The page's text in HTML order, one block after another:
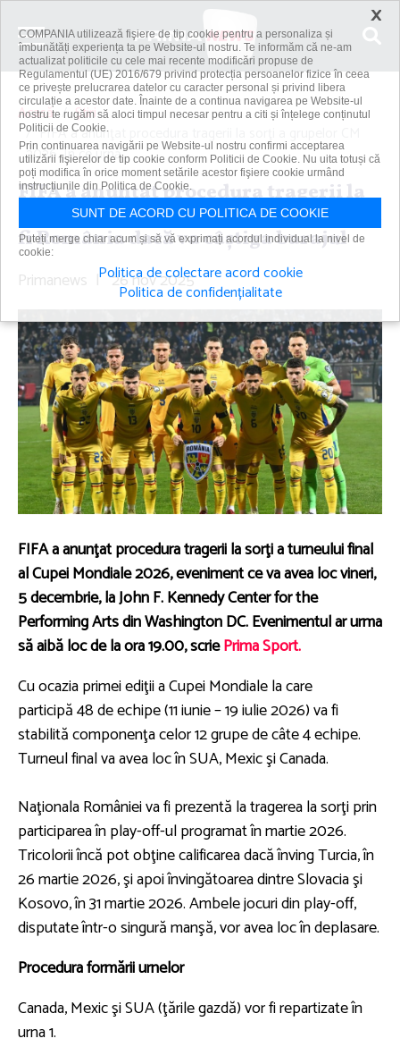
Acasă
Știri
FIFA a anunţat procedura tragerii la sorţi a grupelor CM
2026. În ce urnă...
FIFA a anunţat procedura tragerii la
sorţi a grupelor CM 2026. În ce urnă va
fi România dacă va câştiga barajul
Primanews | 26 nov 2025
FIFA a anunţat procedura tragerii la sorţi a turneului final
al Cupei Mondiale 2026, eveniment ce va avea loc vineri,
5 decembrie, la John F. Kennedy Center for the
Performing Arts din Washington DC. Evenimentul ar urma
să aibă loc de la ora 19.00, scriePrima Sport.
Cu ocazia primei ediţii a Cupei Mondiale la care
participă 48 de echipe (11 iunie – 19 iulie 2026) va fi
stabilită componenţa celor 12 grupe de câte 4 echipe.
Turneul final va avea loc în SUA, Mexic şi Canada.
Naţionala României va fi prezentă la tragerea la sorţi prin
participarea în play-off-ul programat în martie 2026.
Tricolorii încă pot obţine calificarea dacă înving Turcia, în
26 martie 2026, şi apoi învingătoarea dintre Slovacia şi
Kosovo, în 31 martie 2026. Ambele jocuri din play-off,
disputate într-o singură manşă, vor avea loc în deplasare.
Procedura formării urnelor
Canada, Mexic şi SUA (ţările gazdă) vor fi repartizate în
urna 1.
×
COMPANIA utilizează fişiere de tip cookie pentru a personaliza și
îmbunătăți experiența ta pe Website-ul nostru. Te informăm că ne-am
actualizat politicile cu cele mai recente modificări propuse de
Regulamentul (UE) 2016/679 privind protecția persoanelor fizice în ceea
ce privește prelucrarea datelor cu caracter personal și privind libera
circulație a acestor date. Înainte de a continua navigarea pe Website-ul
nostru te rugăm să aloci timpul necesar pentru a citi și înțelege conținutul
Politicii de Cookie.
Prin continuarea navigării pe Website-ul nostru confirmi acceptarea
utilizării fişierelor de tip cookie conform Politicii de Cookie. Nu uita totuși că
poți modifica în orice moment setările acestor fişiere cookie urmând
instrucțiunile din Politica de Cookie.
SUNT DE ACORD CU POLITICA DE COOKIE
Puteți merge chiar acum și să vă exprimați acordul individual la nivel de
cookie:
Politica de colectare acord cookie
Politica de confidențialitate